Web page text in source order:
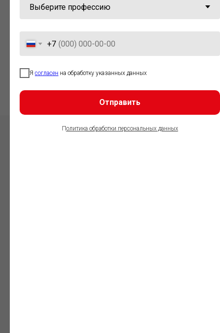
+7
Я согласен на обработку указанных данных
Отправить
Политика обработки персональных данных